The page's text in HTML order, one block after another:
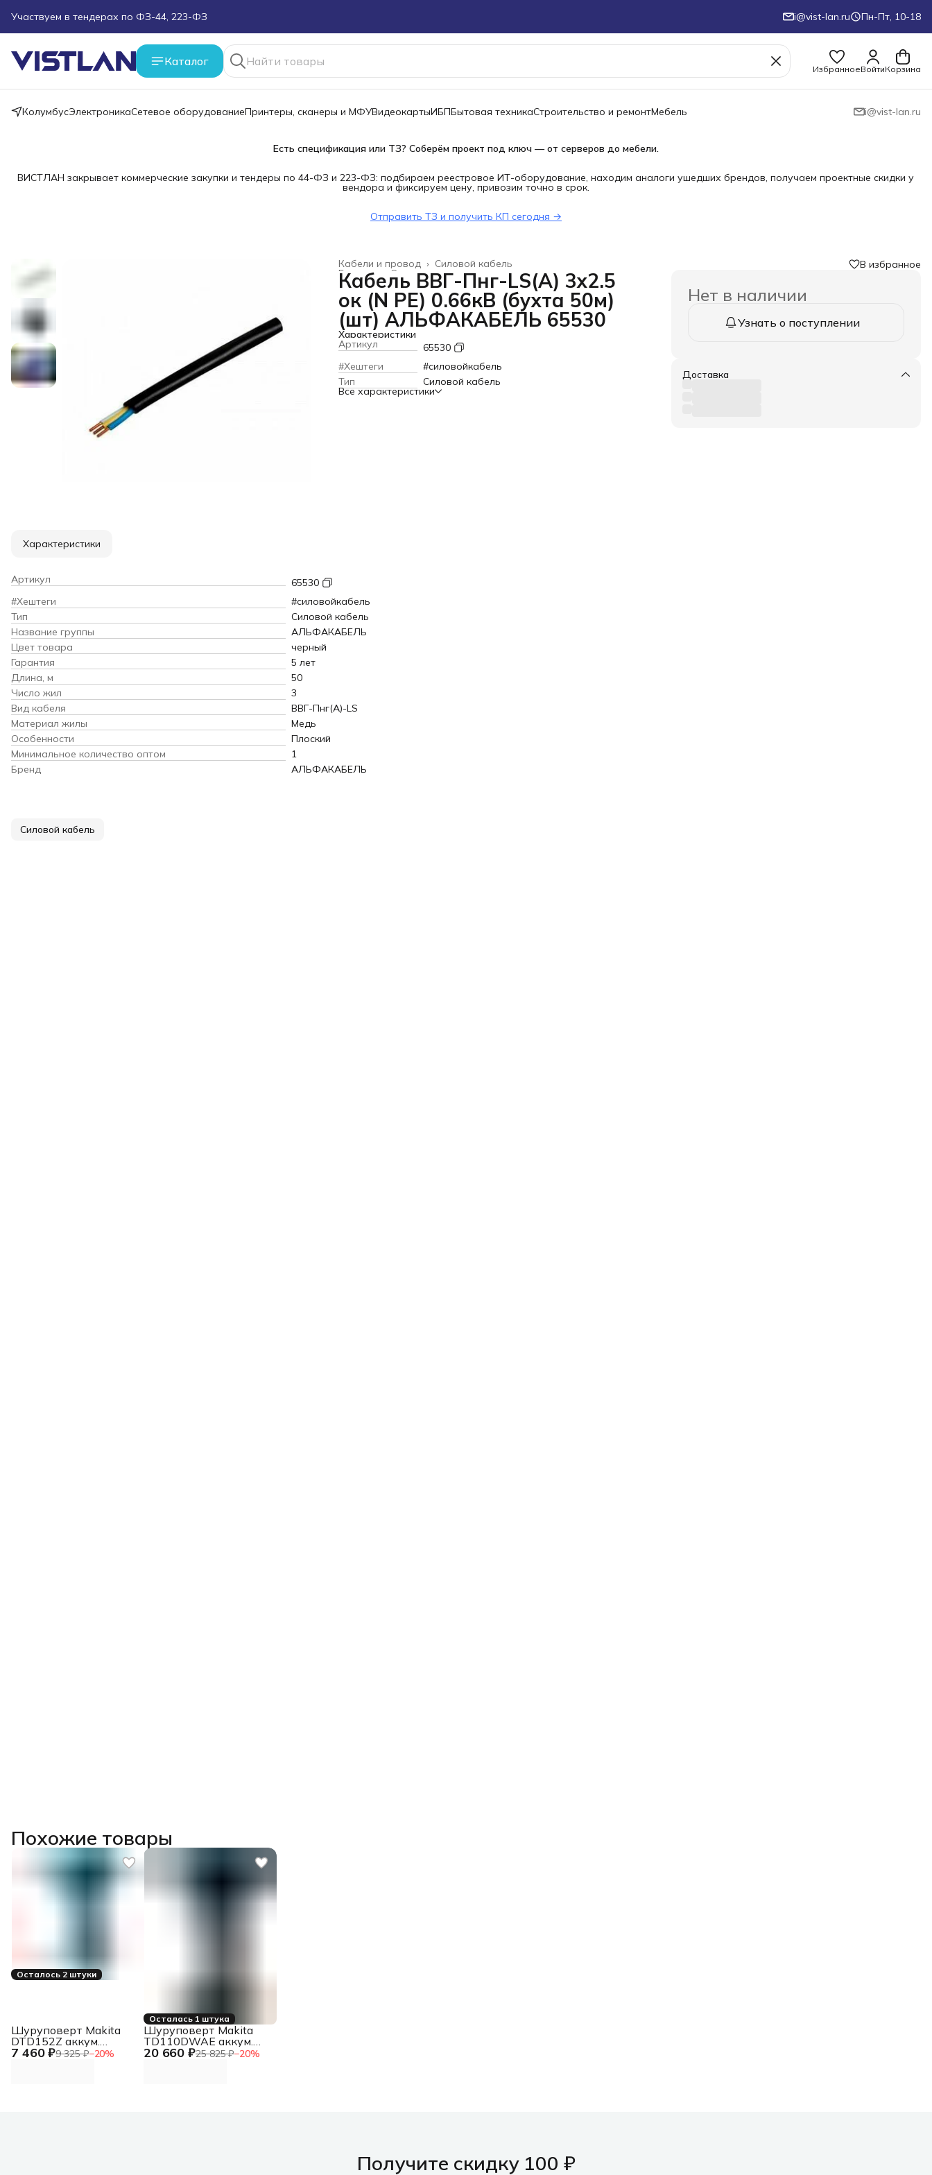
Пуско-наладочные работы
i@vist-lan.ru Пн-Пт, 10-18
Каталог
ИзбранноеВойтиКорзина
КолумбусЭлектроникаСетевое оборудованиеПринтеры, сканеры и МФУВидеокартыИБПБытовая техникаСтроительство и ремонтМебель i@vist-lan.ru
Есть спецификация или ТЗ? Соберём проект под ключ — от серверов до мебели.
ВИСТЛАН закрывает коммерческие закупки и тендеры по 44-ФЗ и 223-ФЗ: подбираем реестровое ИТ-оборудование, находим аналоги ушедших брендов, получаем проектные скидки у
вендора и фиксируем цену, привозим точно в срок.
Отправить ТЗ и получить КП сегодня →
Силовой кабель
Кабели и провод ›
Строительство и ремонт
Главная
Кабель ВВГ-Пнг-LS(А) 3х2.5
ок (N PE) 0.66кВ (бухта 50м)
(шт) АЛЬФАКАБЕЛЬ 65530
Характеристики
Артикул
65530
#Хештеги
#силовойкабель
Тип
Силовой кабель
Все характеристики
В избранное
Нет в наличии
Узнать о поступлении
Доставка
Характеристики
Артикул
65530
#Хештеги
#силовойкабель
Тип
Силовой кабель
Название группы
АЛЬФАКАБЕЛЬ
Цвет товара
черный
Гарантия
5 лет
Длина, м
50
Число жил
3
Вид кабеля
ВВГ-Пнг(А)-LS
Материал жилы
Медь
Особенности
Плоский
Минимальное количество оптом
1
Бренд
АЛЬФАКАБЕЛЬ
Силовой кабель
Похожие товары
Осталось 2 штуки
7 460 ₽9 325 ₽−20%
Шуруповерт Makita
DTD152Z аккум.
патрон:быстрозажимной
Осталась 1 штука
20 660 ₽25 825 ₽−20%
Шуруповерт Makita
TD110DWAE аккум.
патрон:держатель бит
Получите скидку 100 ₽